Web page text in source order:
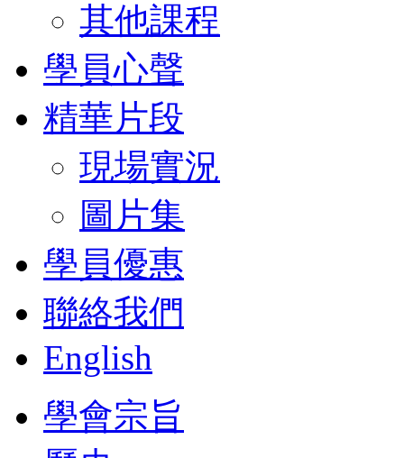
其他課程
學員心聲
精華片段
現場實況
圖片集
學員優惠
聯絡我們
English
學會宗旨